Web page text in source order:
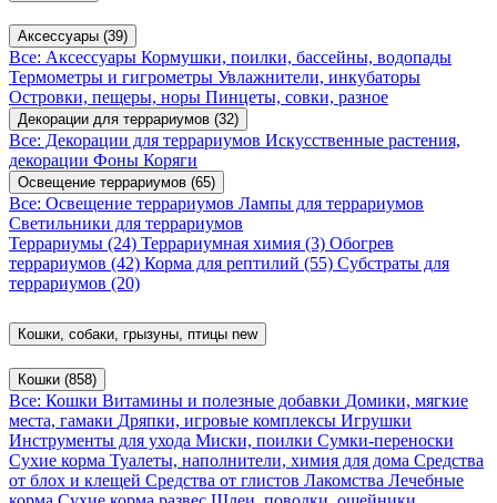
Аксессуары (39)
Все: Аксессуары Кормушки, поилки, бассейны, водопады
Термометры и гигрометры Увлажнители, инкубаторы
Островки, пещеры, норы Пинцеты, совки, разное
Декорации для террариумов (32)
Все: Декорации для террариумов Искусственные растения,
декорации Фоны Коряги
Освещение террариумов (65)
Все: Освещение террариумов Лампы для террариумов
Светильники для террариумов
Террариумы (24) Террариумная химия (3) Обогрев
террариумов (42) Корма для рептилий (55) Субстраты для
террариумов (20)
Кошки, собаки, грызуны, птицы new
Кошки (858)
Все: Кошки Витамины и полезные добавки Домики, мягкие
места, гамаки Дряпки, игровые комплексы Игрушки
Инструменты для ухода Миски, поилки Сумки-переноски
Сухие корма Туалеты, наполнители, химия для дома Средства
от блох и клещей Средства от глистов Лакомства Лечебные